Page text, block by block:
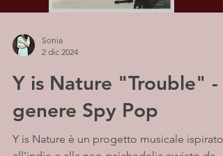
Sonia
2 dic 2024
Y is Nature "Trouble" - Il
genere Spy Pop
Y is Nature è un progetto musicale ispirato